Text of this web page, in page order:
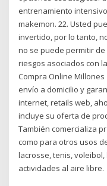
entrenamiento
makemon. 22. Usted
invertido, por lo tanto,
no se puede permitir
riesgos asociados con
Compra Online
envío a domicilio y
internet, retails web,
incluye su oferta de
También comercializa
como para otros usos
lacrosse, tenis,
actividades al aire libre.